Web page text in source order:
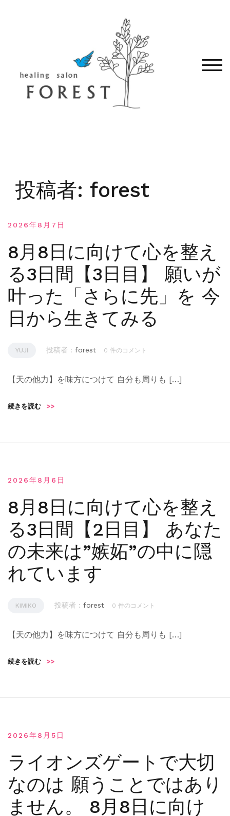
モバ
投稿者: forest
2026年8月7日
8月8日に向けて心を整え
る3日間【3日目】 願いが
叶った「さらに先」を 今
日から生きてみる
YUJI 投稿者 : forest 0 件のコメント
【天の他力】を味方につけて 自分も周りも […]
続きを読む >>
2026年8月6日
8月8日に向けて心を整え
る3日間【2日目】 あなた
の未来は”嫉妬”の中に隠
れています
KIMIKO 投稿者 : forest 0 件のコメント
【天の他力】を味方につけて 自分も周りも […]
続きを読む >>
2026年8月5日
ライオンズゲートで大切
なのは 願うことではあり
ません。 8月8日に向け